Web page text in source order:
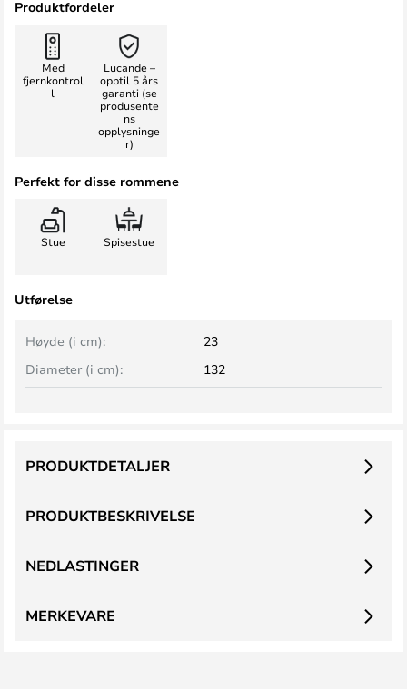
Produktfordeler
Med
fjernkontrol
l
Lucande –
opptil 5 års
garanti (se
produsente
ns
opplysninge
r)
Perfekt for disse rommene
Stue Spisestue
Utførelse
Høyde (i cm):
23
Diameter (i cm):
132
PRODUKTBESKRIVELSE
PRODUKTDETALJER
NEDLASTINGER
MERKEVARE